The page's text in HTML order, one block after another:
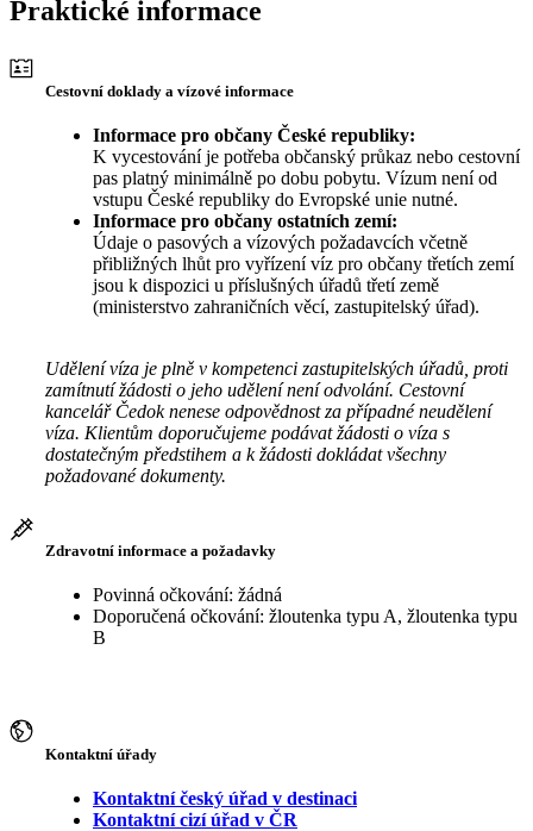
Praktické informace
Cestovní doklady a vízové informace
Informace pro občany České republiky:
K vycestování je potřeba občanský průkaz nebo cestovní
pas platný minimálně po dobu pobytu. Vízum není od
vstupu České republiky do Evropské unie nutné.
Informace pro občany ostatních zemí:
Údaje o pasových a vízových požadavcích včetně
přibližných lhůt pro vyřízení víz pro občany třetích zemí
jsou k dispozici u příslušných úřadů třetí země
(ministerstvo zahraničních věcí, zastupitelský úřad).
Udělení víza je plně v kompetenci zastupitelských úřadů, proti
zamítnutí žádosti o jeho udělení není odvolání. Cestovní
kancelář Čedok nenese odpovědnost za případné neudělení
víza. Klientům doporučujeme podávat žádosti o víza s
dostatečným předstihem a k žádosti dokládat všechny
požadované dokumenty.
Zdravotní informace a požadavky
Povinná očkování: žádná
Doporučená očkování: žloutenka typu A, žloutenka typu
B
Kontaktní úřady
Kontaktní český úřad v destinaci
Kontaktní cizí úřad v ČR